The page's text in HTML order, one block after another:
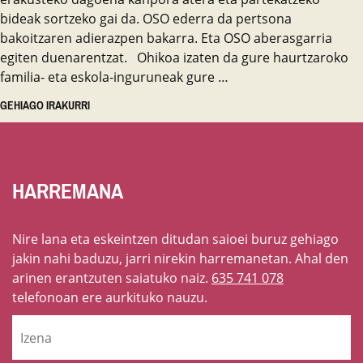
bideak sortzeko gai da. OSO ederra da pertsona
bakoitzaren adierazpen bakarra. Eta OSO aberasgarria
egiten duenarentzat. Ohikoa izaten da gure haurtzaroko
familia- eta eskola-inguruneak gure …
GEHIAGO IRAKURRI
HARREMANA
Nire lana eta eskeintzen ditudan saioei buruz gehiago
jakin nahi baduzu, jarri nirekin harremanetan. Ahal den
arinen erantzuten saiatuko naiz. 635 741 078
telefonoan ere aurkituko nauzu.